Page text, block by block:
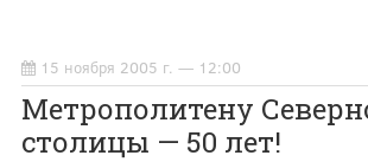
15 ноября 2005 г. — 12:00
Метрополитену
столицы — 50 лет!